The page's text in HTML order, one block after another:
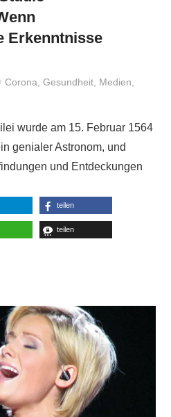
Erkenntnisse
Niki Vogt
Corona ,Gesundheit Medien
wurde am 15. Februar 1564
genialer Astronom, und
und Entdeckungen
teilen
teilen